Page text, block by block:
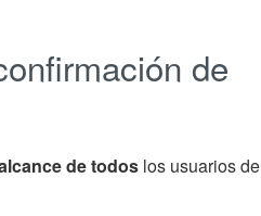
de
de todos los usuarios de